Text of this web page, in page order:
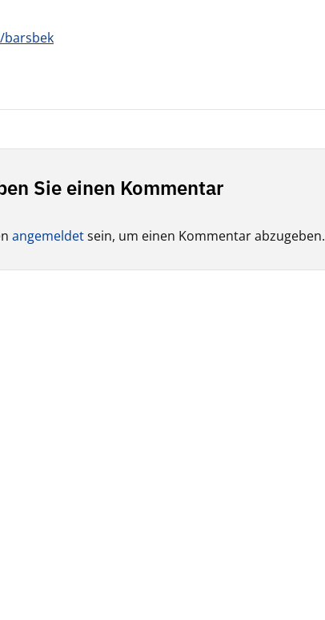
barsbek
Sie einen Kommentar
angemeldetsein, um einen Kommentar abzugeben.